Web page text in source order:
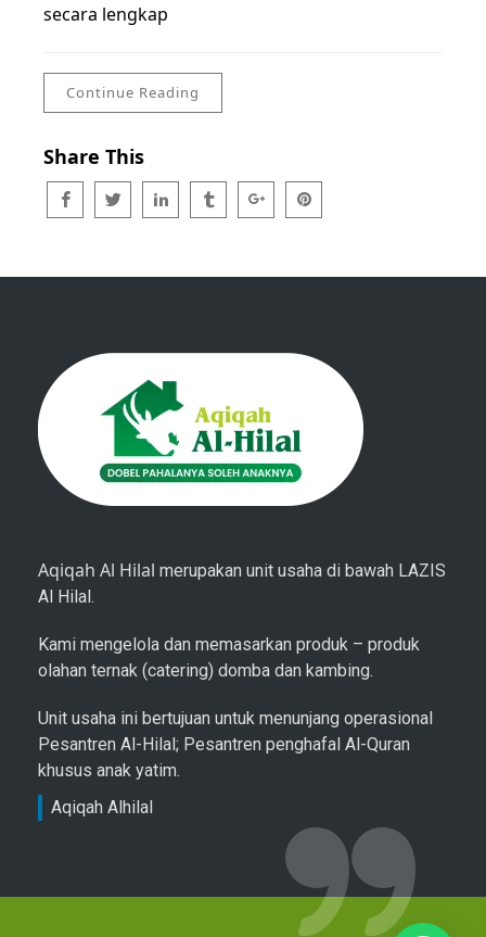
secara lengkap
Continue Reading
Share This
Aqiqah Al Hilal merupakan unit usaha di bawah LAZIS
Al Hilal.
Kami mengelola dan memasarkan produk – produk
olahan ternak (catering) domba dan kambing.
Unit usaha ini bertujuan untuk menunjang operasional
Pesantren Al-Hilal; Pesantren penghafal Al-Quran
khusus anak yatim.
Aqiqah Alhilal